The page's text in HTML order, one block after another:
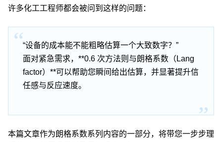
许多化工工程师都会被问到这样的问题：
“设备的成本能不能粗略估算一个大致数字？”
面对紧急需求，**0.6 次方法则与朗格系数（Lang
factor）**可以帮助您瞬间给出估算，并显著提升信
任感与反应速度。
本篇文章作为朗格系数系列内容的一部分，将带您一步步理